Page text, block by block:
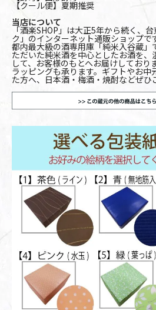
【クール便】夏期推奨
当店について
「酒楽SHOP」は大正5年から続く、
ク」のインターネット通販ショップで
都内最大級の酒専用庫「純米入谷蔵」
ただいた純米酒を中心としたお酒を
して、お客様のもとへお届けしており
ラッピングも承ります。ギフトやお中
た方へ、日本酒・梅酒・焼酎などぜひ